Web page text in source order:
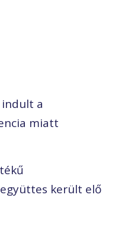
a
miatt
került elő